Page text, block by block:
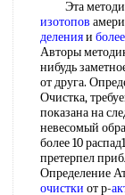
Эта
изотопов
деленияи
Авторы
нибудь
от друга.
Очистка,
показана на
невесомый
более 10
претерпел
Определение
очистки от р-